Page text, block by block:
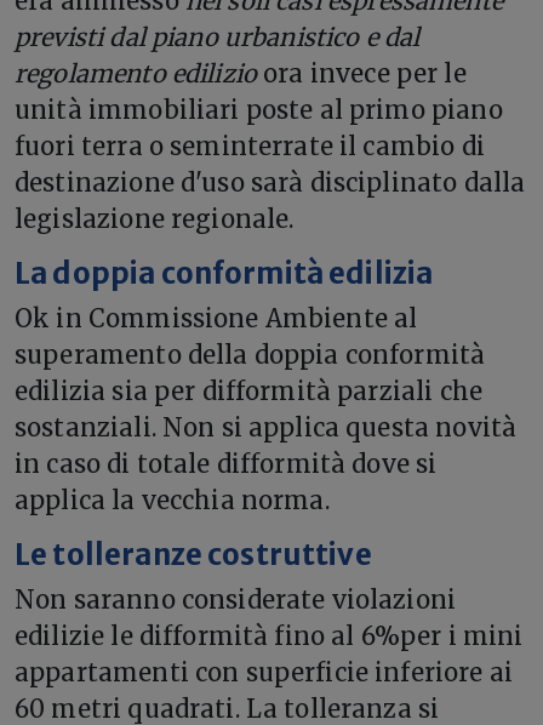
previsti dal piano urbanistico e dal
regolamento edilizioora invece per le
unità immobiliari poste al primo piano
fuori terra o seminterrate il cambio di
destinazione d'uso sarà disciplinato dalla
legislazione regionale.
La doppia conformità edilizia
Ok in Commissione Ambiente al
superamento della doppia conformità
edilizia sia per difformità parziali che
sostanziali. Non si applica questa novità
in caso di totale difformità dove si
applica la vecchia norma.
Le tolleranze costruttive
Non saranno considerate violazioni
edilizie le difformità fino al 6%per i mini
appartamenti con superficie inferiore ai
60 metri quadrati. La tolleranza si